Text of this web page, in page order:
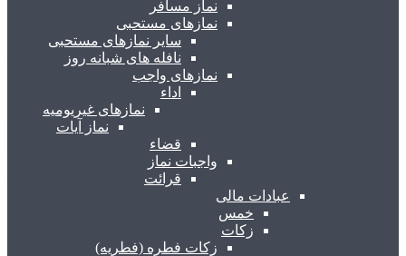
نماز مسافر
نمازهای مستحبی
سایر نمازهای مستحبی
نافله های شبانه روز
نمازهای واجب
اداء
نمازهای غیریومیه
نماز آیات
قضاء
واجبات نماز
قرائت
عبادات مالی
خمس
زکات
زکات فطره (فطریه)